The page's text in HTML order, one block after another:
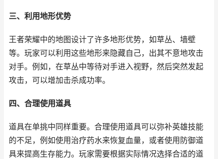
三、利用地形优势
王者荣耀中的地图设计了许多地形优势，如草丛、墙壁
等。玩家可以利用这些地形来隐藏自己，出其不意地攻击
对手。例如，在草丛中等待对手进入视野，然后突然发起
攻击，可以增加击杀成功率。
四、合理使用道具
道具在单挑中同样重要。合理使用道具可以弥补英雄技能
的不足，例如使用治疗药水来恢复血量，或者使用防御道
具来提高生存能力。玩家需要根据实际情况选择合适的道